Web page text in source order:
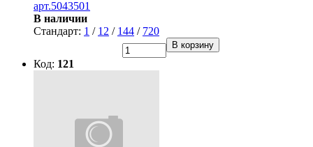
арт.5043501
В наличии
Стандарт: 1 / 12 / 144 / 720
В корзину
Код: 121